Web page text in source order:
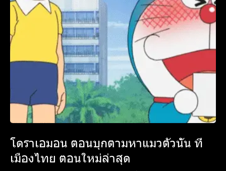
To access premium
content
Free 15 Day Trial
Monthly or Yearly Memberships
Professional Rated Guides
I Want To Sign Up
To access premium
content
Free 15 Day Trial
Monthly or Yearly Memberships
Professional Rated Guides
I Want To Sign Up
โดราเอมอน ตอนบุกตามหาแมวตัวนั้น ที่
เมืองไทย ตอนใหม่ล่าสุด